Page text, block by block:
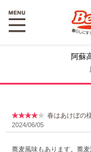
阿蘇
春はあけぼの
2024/06/05
蕎麦風味もあります。蕎